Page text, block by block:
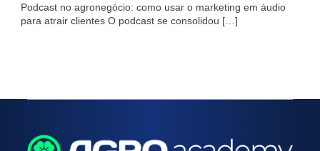
Podcast no agronegócio: como usar o marketing em áudio
para atrair clientes O podcast se consolidou […]